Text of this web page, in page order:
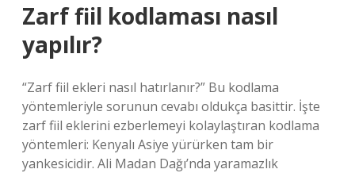
Zarf fiil kodlaması nasıl
yapılır?
“Zarf fiil ekleri nasıl hatırlanır?” Bu kodlama
yöntemleriyle sorunun cevabı oldukça basittir. İşte
zarf fiil eklerini ezberlemeyi kolaylaştıran kodlama
yöntemleri: Kenyalı Asiye yürürken tam bir
yankesicidir. Ali Madan Dağı’nda yaramazlık